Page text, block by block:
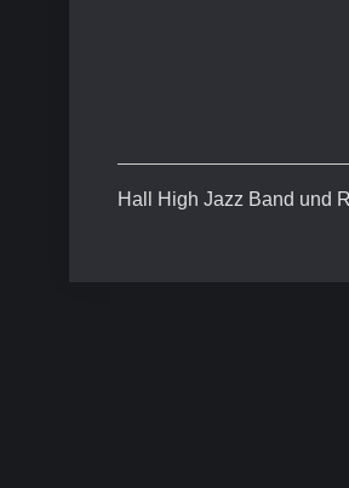
Hall High Jazz Band und